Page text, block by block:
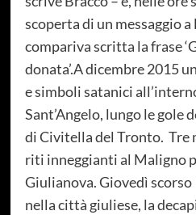
scoperta di un messaggio
compariva scritta la frase
donata’.A dicembre 2015
e simboli satanici
Sant’Angelo, lungo le gole
di Civitella del Tronto. Tre
riti inneggianti al Maligno
Giulianova. Giovedì scorso
nella città giuliese, la